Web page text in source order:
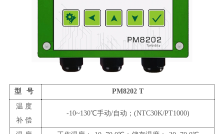
型 号 PM8202 T
温度
补偿
-10~130℃手动/自动；(NTC30K/PT1000)